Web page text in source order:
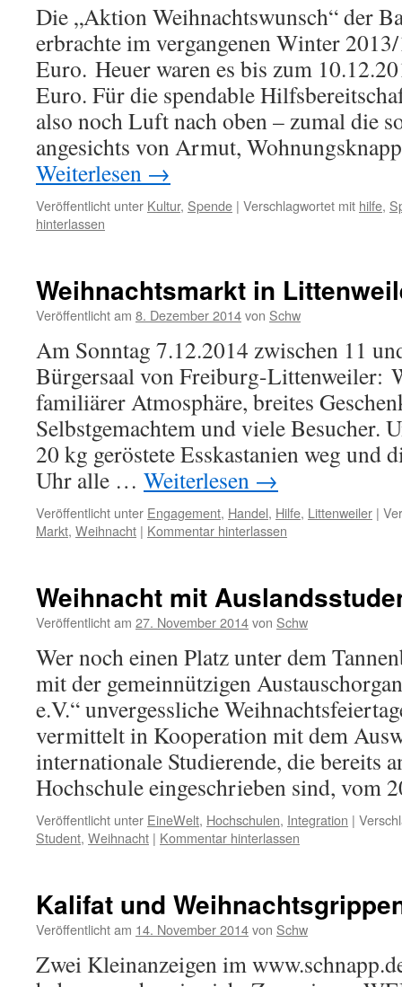
Die „Aktion Weihnachtswunsch“ der
erbrachte im vergangenen Winter
Euro. Heuer waren es bis zum
Euro. Für die spendable
also noch Luft nach oben – zumal die
angesichts von Armut,
Weiterlesen →
Veröffentlicht unter Kultur, Spende | Verschlagwortet mit hilfe,
hinterlassen
Weihnachtsmarkt in
Veröffentlicht am 8. Dezember 2014von Schw
Am Sonntag 7.12.2014 zwischen 11
Bürgersaal von Freiburg-Littenweiler:
familiärer Atmosphäre, breites
Selbstgemachtem und viele Besucher.
20 kg geröstete Esskastanien weg und
Uhr alle … Weiterlesen →
Veröffentlicht unter Engagement, Handel, Hilfe, Littenweiler |
Markt, Weihnacht | Kommentar hinterlassen
Weihnacht mit
Veröffentlicht am 27. November 2014von Schw
Wer noch einen Platz unter dem
mit der gemeinnützigen
e.V.“ unvergessliche
vermittelt in Kooperation mit dem
internationale Studierende, die bereits
Hochschule eingeschrieben sind,
Veröffentlicht unter EineWelt, Hochschulen, Integration |
Student, Weihnacht | Kommentar hinterlassen
Kalifat und
Veröffentlicht am 14. November 2014von Schw
Zwei Kleinanzeigen im